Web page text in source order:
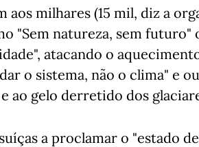
aos milhares (15 mil, diz a
"Sem natureza, sem futuro"
atacando o
o sistema, não o clima" e
ao gelo derretido dos
a proclamar o "estado